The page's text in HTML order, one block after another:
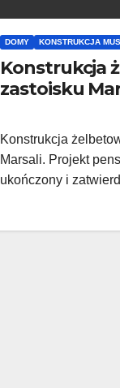
DOMY KONSTRUKCJA
Konstrukcja
zastoisku
Konstrukcja
Marsali. Projekt
ukończony i